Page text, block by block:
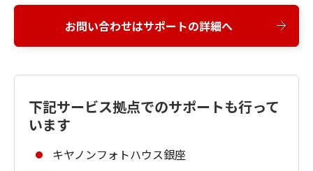
お問い合わせはサポートの詳細へ
下記サービス拠点でのサポートも行って
います
キヤノンフォトハウス銀座